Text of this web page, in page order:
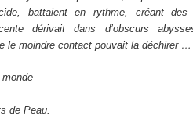
battaient en rythme, créant des
dérivait dans d’obscurs
le moindre contact pouvait la déchirer …
monde
de Peau.